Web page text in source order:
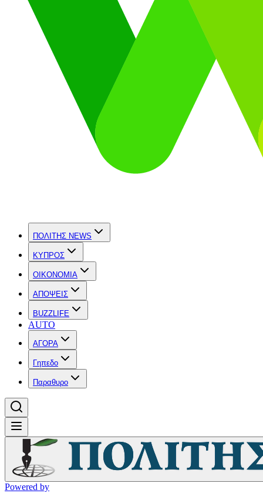
ΠΟΛΙΤΗΣ NEWS
ΚΥΠΡΟΣ
OIKONOMIA
ΑΠΟΨΕΙΣ
BUZZLIFE
AUTO
ΑΓΟΡΑ
Γηπεδο
Παραθυρο
Powered by